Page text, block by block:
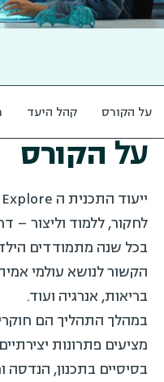
על הקורס קהל היעד
עלהקורס
לחקור, ללמוד וליצור –
בכל שנה מתמודדים
הקשור לנושא עולמי
בריאות, אנרגיה ועוד.
במהלך התהליך הם
מציעים פתרונות
בסיסיים בתכנון, הנדסה